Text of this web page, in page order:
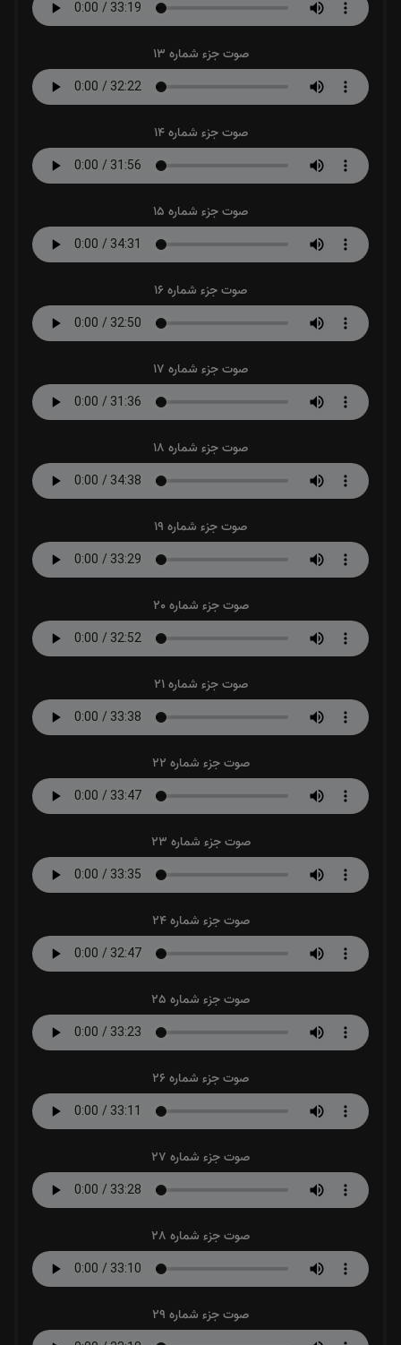
صوت جزء شماره 13
صوت جزء شماره 14
صوت جزء شماره 15
صوت جزء شماره 16
صوت جزء شماره 17
صوت جزء شماره 18
صوت جزء شماره 19
صوت جزء شماره 20
صوت جزء شماره 21
صوت جزء شماره 22
صوت جزء شماره 23
صوت جزء شماره 24
صوت جزء شماره 25
صوت جزء شماره 26
صوت جزء شماره 27
صوت جزء شماره 28
صوت جزء شماره 29